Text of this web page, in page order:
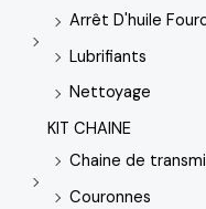
Arrêt D'huile
Lubrifiants
Nettoyage
KIT CHAINE
Chaine de
Couronnes